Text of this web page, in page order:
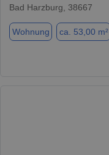
Bad Harzburg, 38667
Wohnung ca. 53,00 m²